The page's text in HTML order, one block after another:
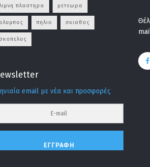
πλαστηρα μετεωρα
ολυμπος πηλιο σκιαθος
σκοπελος
email με νέα και προσφορές
ΕΓΓΡΑΦΉ